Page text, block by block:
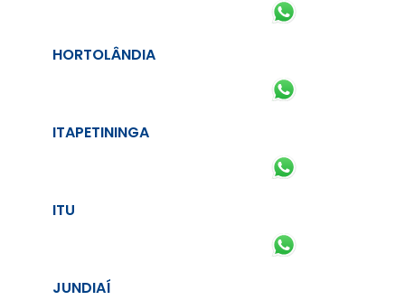
HORTOLÂNDIA
ITAPETININGA
ITU
JUNDIAÍ